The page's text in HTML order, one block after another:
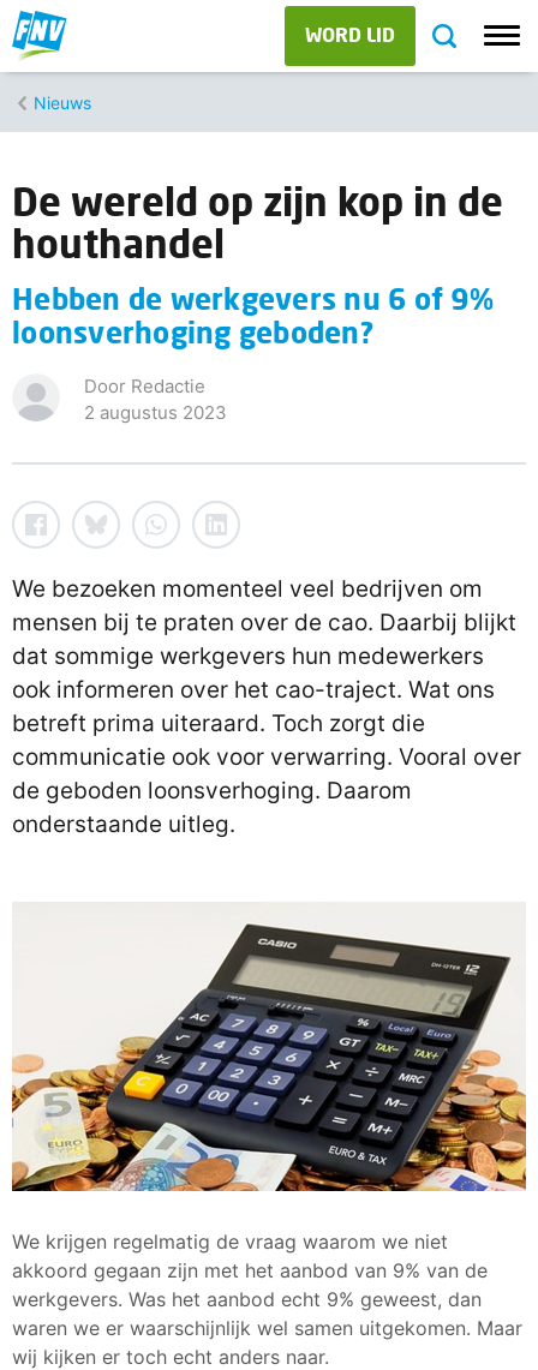
WORD LID
Nieuws
De wereld op zijn kop in de
houthandel
Hebben de werkgevers nu 6 of 9%
loonsverhoging geboden?
Door Redactie
2 augustus 2023
We bezoeken momenteel veel bedrijven om
mensen bij te praten over de cao. Daarbij blijkt
dat sommige werkgevers hun medewerkers
ook informeren over het cao-traject. Wat ons
betreft prima uiteraard. Toch zorgt die
communicatie ook voor verwarring. Vooral over
de geboden loonsverhoging. Daarom
onderstaande uitleg.
We krijgen regelmatig de vraag waarom we niet
akkoord gegaan zijn met het aanbod van 9% van de
werkgevers. Was het aanbod echt 9% geweest, dan
waren we er waarschijnlijk wel samen uitgekomen. Maar
wij kijken er toch echt anders naar.